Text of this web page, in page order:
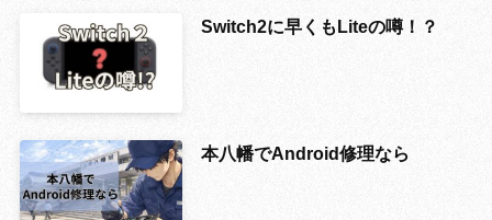
Switch2に早くもLiteの噂！？
本八幡でAndroid修理なら